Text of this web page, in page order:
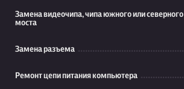
Замена видеочипа, чипа южного или северного
моста
Замена разъема
Ремонт цепи питания компьютера